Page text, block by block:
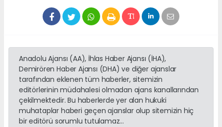
Anadolu Ajansı (AA), İhlas Haber Ajansı (İHA),
Demirören Haber Ajansı (DHA) ve diğer ajanslar
tarafından eklenen tüm haberler, sitemizin
editörlerinin müdahalesi olmadan ajans kanallarından
çekilmektedir. Bu haberlerde yer alan hukuki
muhataplar haberi geçen ajanslar olup sitemizin hiç
bir editörü sorumlu tutulamaz...